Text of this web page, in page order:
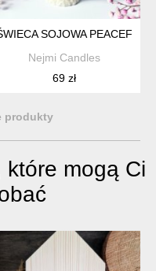
SOJOWA PEACEFUL
Nejmi Candles
69 zł
produkty
które mogą Ci